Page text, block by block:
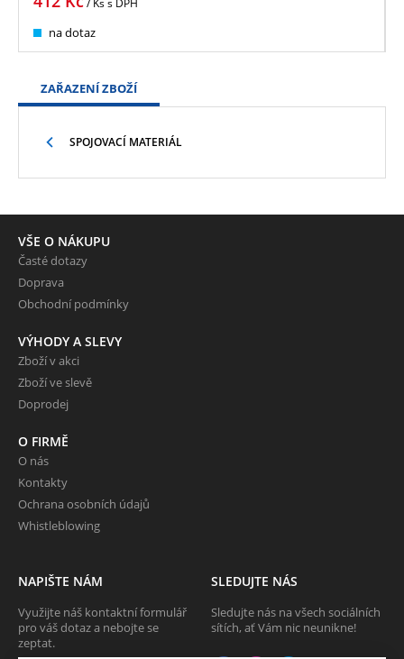
na dotaz
ZAŘAZENÍ ZBOŽÍ
SPOJOVACÍ MATERIÁL
VŠE O NÁKUPU
Časté dotazy
Doprava
Obchodní podmínky
VÝHODY A SLEVY
Zboží v akci
Zboží ve slevě
Doprodej
O FIRMĚ
O nás
Kontakty
Ochrana osobních údajů
Whistleblowing
NAPIŠTE NÁM
Využijte náš kontaktní formulář
pro váš dotaz a nebojte se
zeptat.
SLEDUJTE NÁS
Sledujte nás na všech sociálních
sítích, ať Vám nic neunikne!